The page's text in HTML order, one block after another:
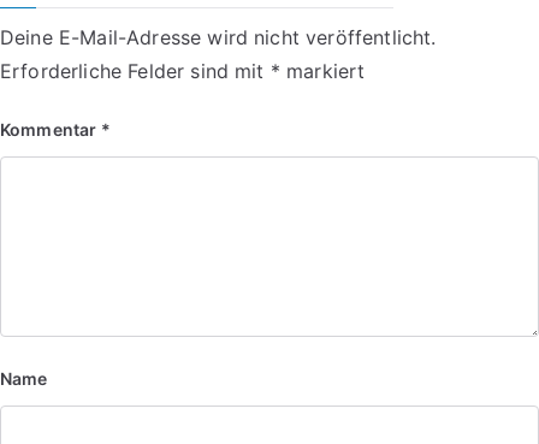
Deine E-Mail-Adresse wird nicht veröffentlicht.
Erforderliche Felder sind mit * markiert
Kommentar *
Name